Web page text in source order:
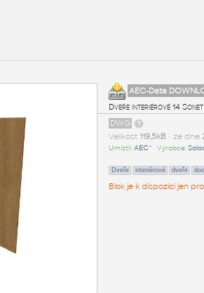
AEC-Data
Dveře interiérové 14
DWG
Velikost 119,5kB• ze dne
Umístil:AEC^ • Výrobce:
Dveře interiérové dveře
Blok je k dispozici jen